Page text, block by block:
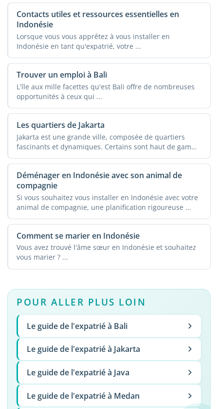
Contacts utiles et ressources essentielles en
Indonésie
Lorsque vous vous apprêtez à vous installer en
Indonésie en tant qu'expatrié, votre ...
Trouver un emploi à Bali
L'île aux mille facettes qu'est Bali offre de nombreuses
opportunités à ceux qui ...
Les quartiers de Jakarta
Jakarta est une grande ville, composée de quartiers
fascinants et dynamiques. Certains sont haut de gamme
...
Déménager en Indonésie avec son animal de
compagnie
Si vous souhaitez vous installer en Indonésie avec votre
animal de compagnie, une planification rigoureuse ...
Comment se marier en Indonésie
Vous avez trouvé l'âme sœur en Indonésie et souhaitez
vous marier ? ...
POUR ALLER PLUS LOIN
Le guide de l'expatrié à Bali
Le guide de l'expatrié à Jakarta
Le guide de l'expatrié à Java
Le guide de l'expatrié à Medan